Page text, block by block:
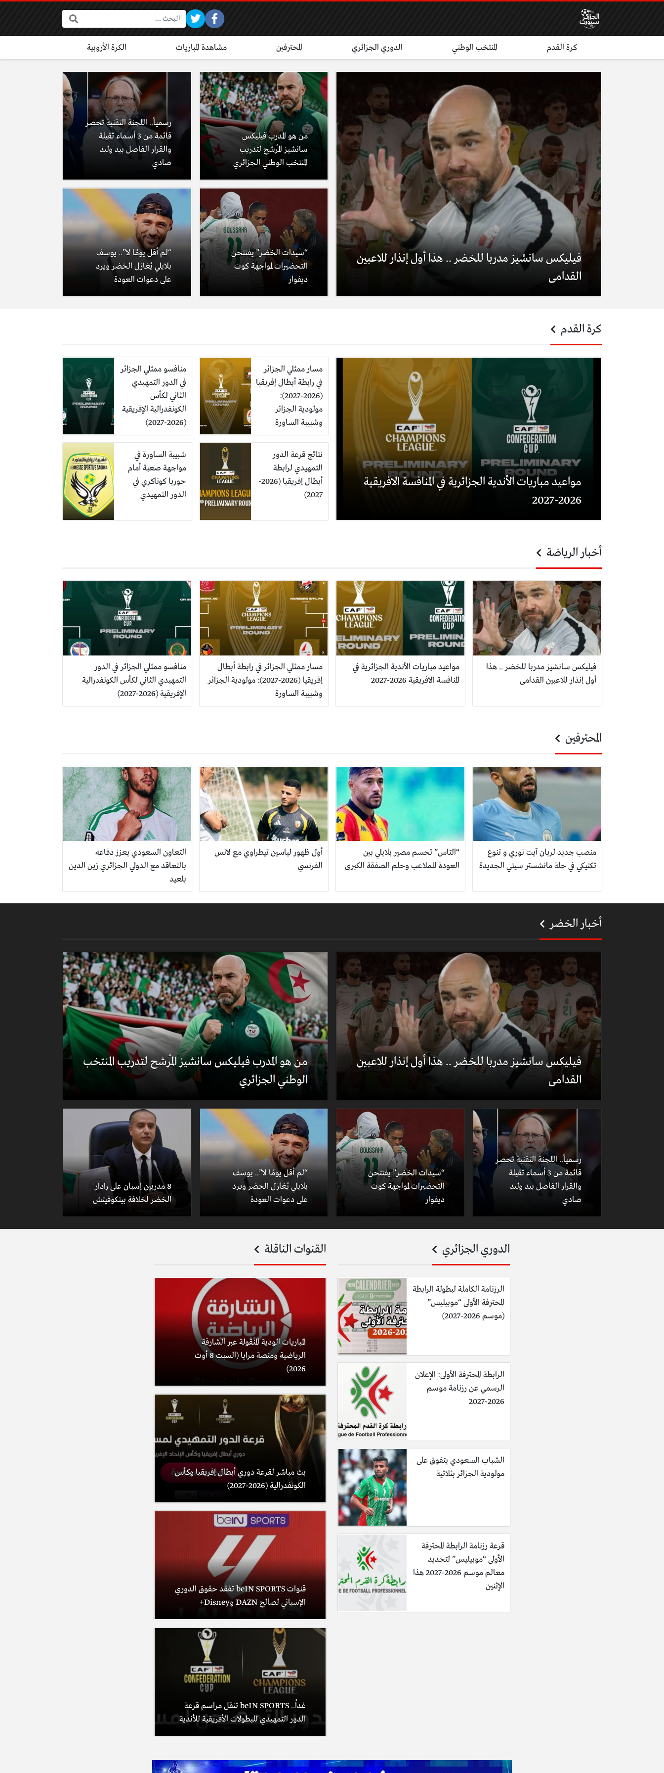
البحث:
كرة القدم المنتخب الوطني الدوري الجزائري المحترفين مشاهدة المباريات الكرة الأروبية
فيليكس سانشيز مدربا للخضر .. هذا أول إنذار للاعبين
القدامى
من هو المدرب فيليكس
سانشيز المُرشح لتدريب
المنتخب الوطني الجزائري
رسمياً.. اللجنة التقنية تحصر
قائمة من 3 أسماء ثقيلة
والقرار الفاصل بيد وليد
صادي
“سيدات الخضر” يفتتحن
التحضيرات لمواجهة كوت
ديفوار
“لم أقل يومًا لا”.. يوسف
بلايلي يُغازل الخضر ويرد
على دعوات العودة
كرة القدم
مواعيد مباريات الأندية الجزائرية في المنافسة الافريقية
2026-2027
مسار ممثلي الجزائر
في رابطة أبطال إفريقيا
(2026-2027):
مولودية الجزائر
وشبيبة الساورة
منافسو ممثلي الجزائر
في الدور التمهيدي
الثاني لكأس
الكونفدرالية الإفريقية
(2026-2027)
نتائج قرعة الدور
التمهيدي لرابطة
أبطال إفريقيا (2026-
2027)
شبيبة الساورة في
مواجهة صعبة أمام
حوريا كوناكري في
الدور التمهيدي
أخبار الرياضة
فيليكس سانشيز مدربا للخضر .. هذا
أول إنذار للاعبين القدامى
مواعيد مباريات الأندية الجزائرية في
المنافسة الافريقية 2026-2027
مسار ممثلي الجزائر في رابطة أبطال
إفريقيا (2026-2027): مولودية الجزائر
وشبيبة الساورة
منافسو ممثلي الجزائر في الدور
التمهيدي الثاني لكأس الكونفدرالية
الإفريقية (2026-2027)
المحترفين
منصب جديد لريان آيت نوري و تنوع
تكتيكي في حلة مانشستر سيتي الجديدة
“التاس” تحسم مصير بلايلي بين
العودة للملاعب وحلم الصفقة الكبرى
أول ظهور لياسين تيطراوي مع لانس
الفرنسي
التعاون السعودي يعزز دفاعه
بالتعاقد مع الدولي الجزائري زين الدين
بلعيد
أخبار الخضر
فيليكس سانشيز مدربا للخضر .. هذا أول إنذار للاعبين
القدامى
من هو المدرب فيليكس سانشيز المُرشح لتدريب المنتخب
الوطني الجزائري
رسمياً.. اللجنة التقنية تحصر
قائمة من 3 أسماء ثقيلة
والقرار الفاصل بيد وليد
صادي
“سيدات الخضر” يفتتحن
التحضيرات لمواجهة كوت
ديفوار
“لم أقل يومًا لا”.. يوسف
بلايلي يُغازل الخضر ويرد
على دعوات العودة
8 مدربين إسبان على رادار
الخضر لخلافة بيتكوفيتش
الدوري الجزائري
الرزنامة الكاملة لبطولة الرابطة
المحترفة الأولى “موبيليس”
(موسم 2026-2027)
الرابطة المحترفة الأولى: الإعلان
الرسمي عن رزنامة موسم
2026-2027
الشباب السعودي يتفوق على
مولودية الجزائر بثلاثية
قرعة رزنامة الرابطة المحترفة
الأولى “موبيليس” لتحديد
معالم موسم 2026-2027 هذا
الإثنين
القنوات الناقلة
المباريات الودية المنقولة عبر الشارقة
الرياضية ومنصة مرايا (السبت 8 أوت
2026)
بث مباشر لقرعة دوري أبطال إفريقيا وكأس
الكونفدرالية (2026-2027)
قنوات beIN SPORTS تفقد حقوق الدوري
الإسباني لصالح DAZN وDisney+
غداً.. beIN SPORTS تنقل مراسم قرعة
الدور التمهيدي للبطولات الأفريقية للأندية